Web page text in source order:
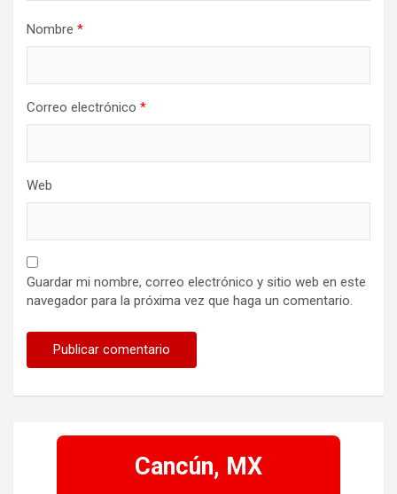
Nombre *
Correo electrónico *
Web
Guardar mi nombre, correo electrónico y sitio web en este
navegador para la próxima vez que haga un comentario.
Cancún, MX